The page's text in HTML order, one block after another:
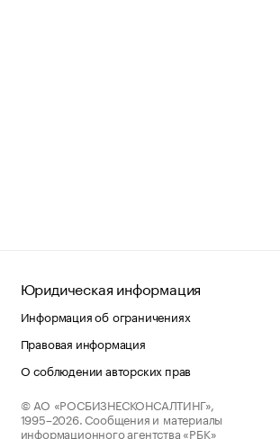
Юридическая информация
Информация об ограничениях
Правовая информация
О соблюдении авторских прав
© АО «РОСБИЗНЕСКОНСАЛТИНГ»,
1995–2026. Сообщения и материалы
информационного агентства «РБК»